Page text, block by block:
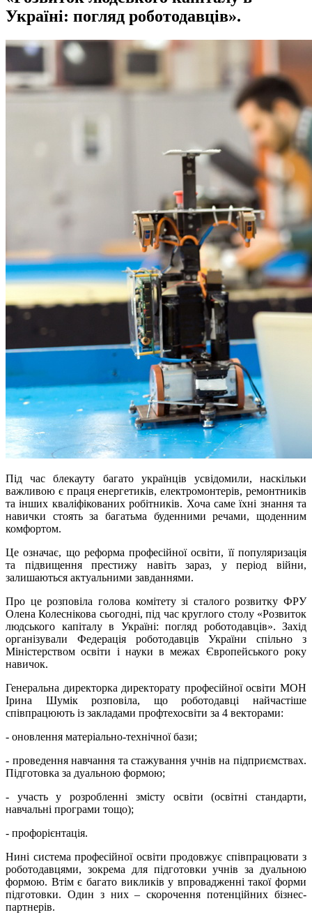
Україні: погляд роботодавців».
Під час блекауту багато українців усвідомили, наскільки
важливою є праця енергетиків, електромонтерів, ремонтників
та інших кваліфікованих робітників. Хоча саме їхні знання та
навички стоять за багатьма буденними речами, щоденним
комфортом.
Це означає, що реформа професійної освіти, її популяризація
та підвищення престижу навіть зараз, у період війни,
залишаються актуальними завданнями.
Про це розповіла голова комітету зі сталого розвитку ФРУ
Олена Колеснікова сьогодні, під час круглого столу «Розвиток
людського капіталу в Україні: погляд роботодавців». Захід
організували Федерація роботодавців України спільно з
Міністерством освіти і науки в межах Європейського року
навичок.
Генеральна директорка директорату професійної освіти МОН
Ірина Шумік розповіла, що роботодавці найчастіше
співпрацюють із закладами профтехосвіти за 4 векторами:
- оновлення матеріально-технічної бази;
- проведення навчання та стажування учнів на підприємствах.
Підготовка за дуальною формою;
- участь у розробленні змісту освіти (освітні стандарти,
навчальні програми тощо);
- профорієнтація.
Нині система професійної освіти продовжує співпрацювати з
роботодавцями, зокрема для підготовки учнів за дуальною
формою. Втім є багато викликів у впровадженні такої форми
підготовки. Один з них – скорочення потенційних бізнес-
партнерів.